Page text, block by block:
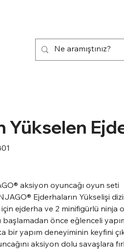
Yükselen
aksiyon oyuncağı oyun seti
Ejderhaların Yükselişi
için ejderha ve 2 minifigürlü ninja
başlamadan önce eğlenceli
bir yapım deneyiminin keyfini
aksiyon dolu savaşlara